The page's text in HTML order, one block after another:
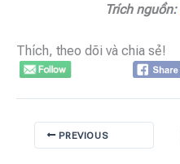
Trích nguồn:
Thích, theo dõi và chia sẻ!
PREVIOUS